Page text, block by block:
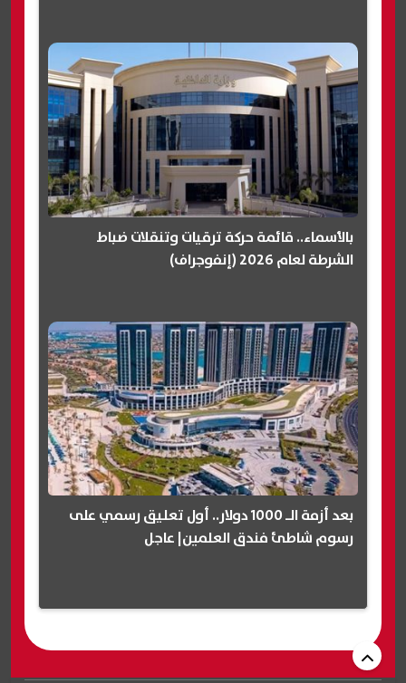
بالأسماء.. قائمة حركة ترقيات وتنقلات ضباط
الشرطة لعام 2026 (إنفوجراف)
بعد أزمة الـ 1000 دولار.. أول تعليق رسمي على
رسوم شاطئ فندق العلمين| عاجل